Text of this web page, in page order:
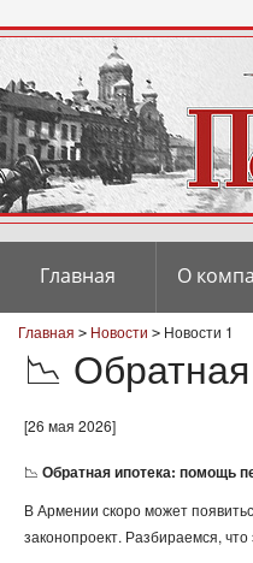
Главная О
Главная > Новости > Новости 1
📉
[26 мая 2026]
📉 Обратная ипотека: помощь
В Армении скоро может
законопроект. Разбираемся,